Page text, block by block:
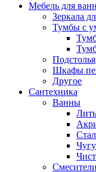
Мебель для
Зеркала
Тумбы с
Подстолья
Шкафы
Другое
Сантехника
Ванны
Смесители